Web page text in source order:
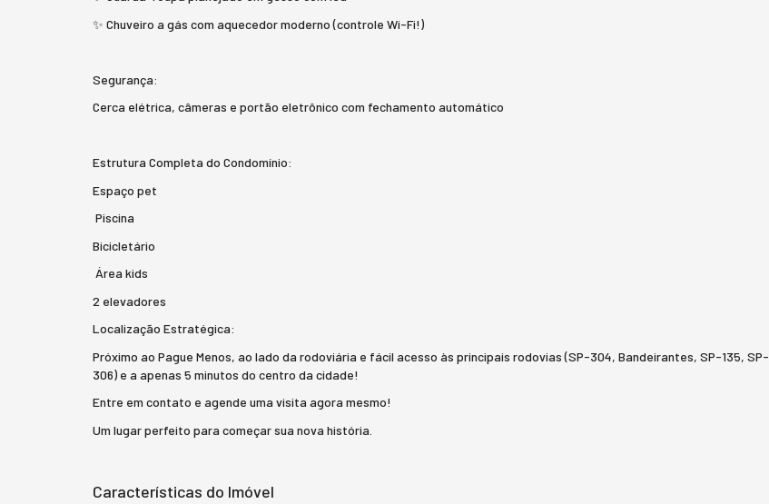
✨ Chuveiro a gás com aquecedor moderno (controle Wi-Fi!)
Segurança:
Cerca elétrica, câmeras e portão eletrônico com fechamento automático
Estrutura Completa do Condomínio:
Espaço pet
Piscina
Bicicletário
Área kids
2 elevadores
Localização Estratégica:
Próximo ao Pague Menos, ao lado da rodoviária e fácil acesso às principais rodovias (SP-304, Bandeirantes, SP-135, SP-
306) e a apenas 5 minutos do centro da cidade!
Entre em contato e agende uma visita agora mesmo!
Um lugar perfeito para começar sua nova história.
Características do Imóvel